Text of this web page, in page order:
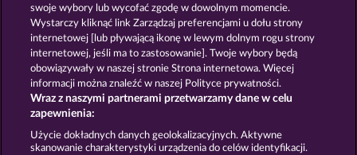
Gry społecznościowe mają przeznaczenie czysto
rozrywkowe i nie mają absolutnie żadnego wpływu
na przyszłe powodzenie w grze o prawdziwe
pieniądze.
©2026 Whow Games GmbH
swoje wybory lub wycofać zgodę w dowolnym momencie.
Wystarczy kliknąć link Zarządzaj preferencjami u dołu strony
internetowej [lub pływającą ikonę w lewym dolnym rogu strony
internetowej, jeśli ma to zastosowanie]. Twoje wybory będą
obowiązywały w naszej stronie Strona internetowa. Więcej
informacji można znaleźć w naszej Polityce prywatności.
Wraz z naszymi partnerami przetwarzamy dane w celu
zapewnienia:
Użycie dokładnych danych geolokalizacyjnych. Aktywne
skanowanie charakterystyki urządzenia do celów identyfikacji.